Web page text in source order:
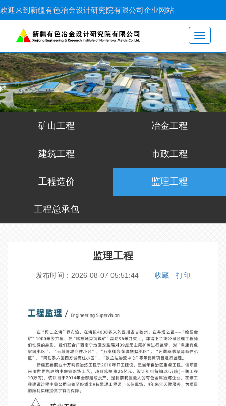
欢迎来到新疆有色冶金设计研究院有限公司企业网站
Toggle
矿山工程 冶金工程
建筑工程 市政工程
工程造价 监理工程
工程总承包
监理工程
发布时间：2026-08-07 05:51:44 收藏 打印